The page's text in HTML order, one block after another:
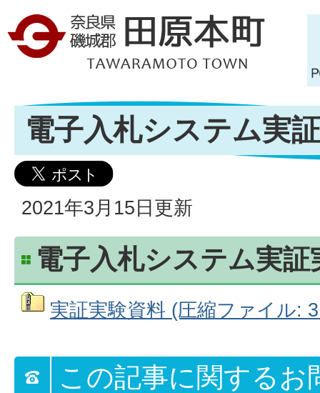
電子入札システム実
2021年3月15日更新
電子入札システム実証
実証実験資料 (圧縮ファイル:
この記事に関するお